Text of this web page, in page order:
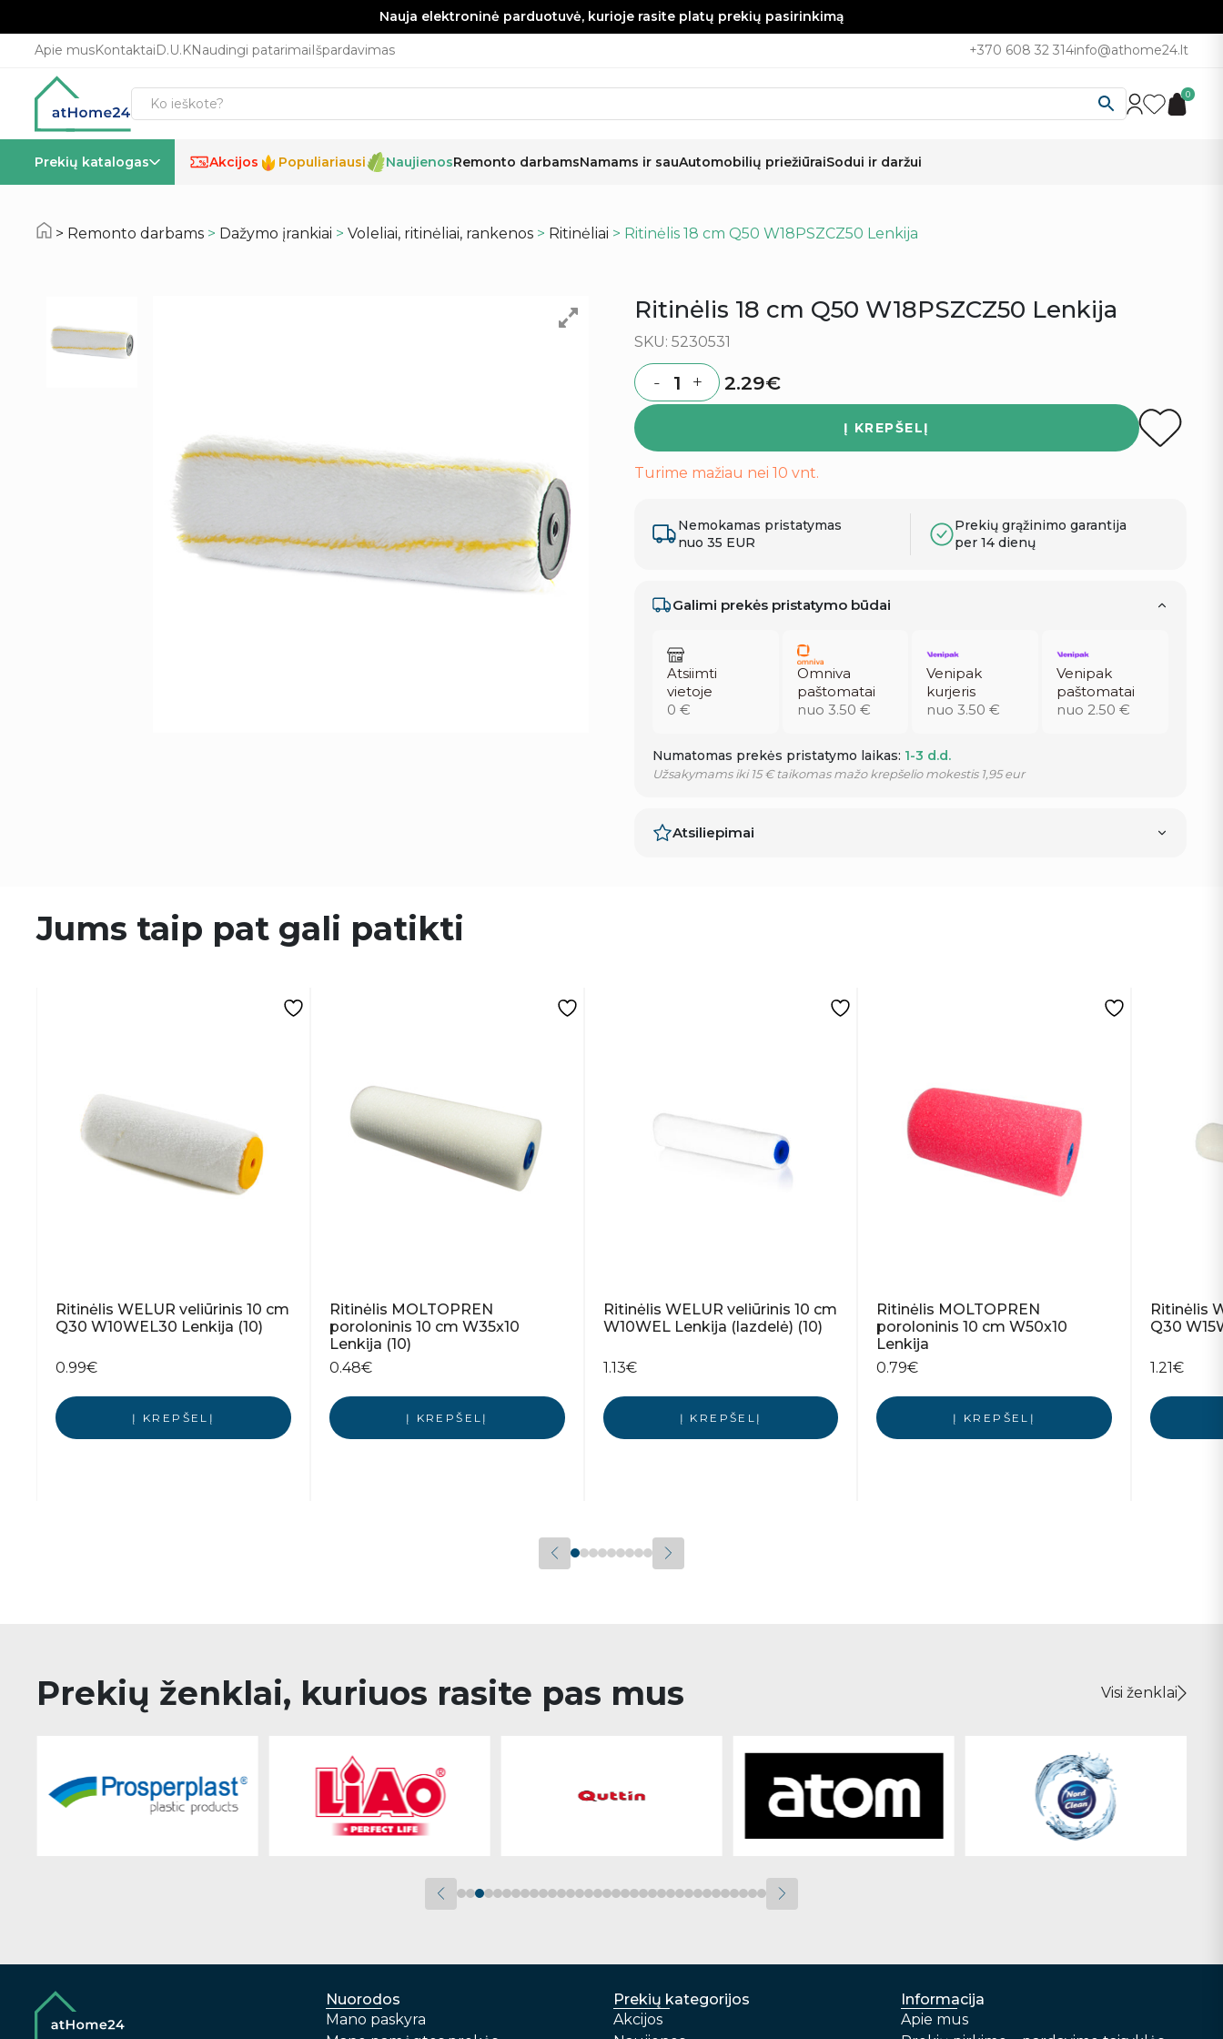
Nauja elektroninė parduotuvė, kurioje rasite platų prekių pasirinkimą
Apie musKontaktaiD.U.KNaudingi patarimaiIšpardavimas +370 608 32 314info@athome24.lt
0
Prekių katalogas % Akcijos Populiariausi NaujienosRemonto darbamsNamams ir sauAutomobilių priežiūraiSodui ir daržui
Remonto darbams > Dažymo įrankiai >Voleliai, ritinėliai, rankenos > Ritinėliai > Ritinėlis 18 cm Q50 W18PSZCZ50 Lenkija
Ritinėlis 18 cm Q50 W18PSZCZ50 Lenkija
SKU: 5230531
Quantity
- + 2.29€
Į KREPŠELĮ
Turime mažiau nei 10 vnt.
Nemokamas pristatymas
nuo 35 EUR
Prekių grąžinimo garantija
per 14 dienų
Galimi prekės pristatymo būdai
Atsiimti
vietoje
0 €
Omniva
paštomatai
nuo 3.50 €
Venipak
kurjeris
nuo 3.50 €
Venipak
paštomatai
nuo 2.50 €
Numatomas prekės pristatymo laikas: 1-3 d.d.
Užsakymams iki 15 € taikomas mažo krepšelio mokestis 1,95 eur
Atsiliepimai
Jums taip pat gali patikti
Ritinėlis WELUR veliūrinis 10 cm
Q30 W10WEL30 Lenkija (10)
0.99€
Į KREPŠELĮ
Ritinėlis MOLTOPREN
poroloninis 10 cm W35x10
Lenkija (10)
0.48€
Į KREPŠELĮ
Ritinėlis WELUR veliūrinis 10 cm
W10WEL Lenkija (lazdelė) (10)
1.13€
Į KREPŠELĮ
Ritinėlis MOLTOPREN
poroloninis 10 cm W50x10
Lenkija
0.79€
Į KREPŠELĮ
Ritinėlis
Q30
1.21€
Prekių ženklai, kuriuos rasite pas mus Visi ženklai
Nuorodos
Mano paskyra
Prekių kategorijos
Akcijos
Informacija
Apie mus